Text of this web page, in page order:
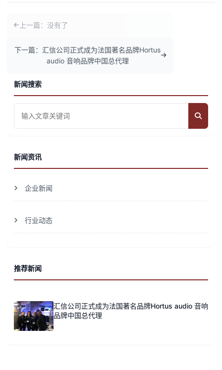
新闻搜索
新闻资讯
企业新闻
行业动态
推荐新闻
汇信公司正式成为法国著名品牌Hortus audio 音响
品牌中国总代理
上一篇：没有了
下一篇：汇信公司正式成为法国著名品牌Hortus
audio 音响品牌中国总代理